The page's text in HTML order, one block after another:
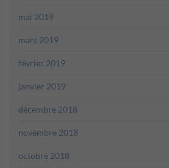
mai 2019
mars 2019
février 2019
janvier 2019
décembre 2018
novembre 2018
octobre 2018